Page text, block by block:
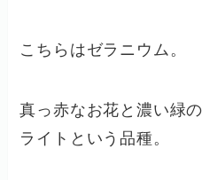
こちらはゼラニウム。
真っ赤なお花と濃い緑
ライトという品種。